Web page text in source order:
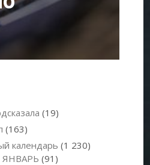
(19)
(163)
календарь (1 230)
ЯНВАРЬ (91)